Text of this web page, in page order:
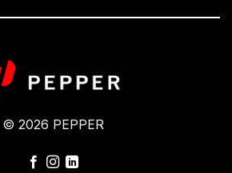
© 2026 PEPPER